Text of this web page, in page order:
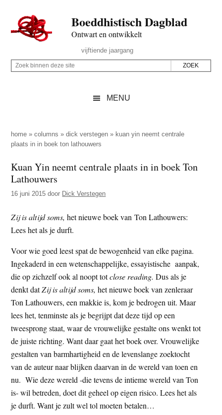
naar
de
inhoud
secondary
naar
de
sidebar
naar
de
Boeddhistisch Dagblad
Ontwart en ontwikkelt
Rechts
vijftiende jaargang
Z
p
d
e
z
e
i
t
e
Z
i
n
e
n
d
z
e
s
i
t
e
MENU
home »columns »dick verstegen » kuan yin neemt centrale
plaats in in boek ton lathouwers
Kuan Yin neemt centrale plaats in in boek Ton
Lathouwers
16 juni 2015 door Dick Verstegen
Zij is altijd soms, het nieuwe boek van Ton Lathouwers:
Lees het als je durft.
Voor wie goed leest spat de bewogenheid van elke pagina.
Ingekaderd in een wetenschappelijke, essayistische aanpak,
die op zichzelf ook al noopt totclose reading. Dus als je
denkt datZij is altijd soms,het nieuwe boek van zenleraar
Ton Lathouwers, een makkie is, kom je bedrogen uit. Maar
lees het, tenminste als je begrijpt dat deze tijd op een
tweesprong staat, waar de vrouwelijke gestalte ons wenkt tot
de juiste richting. Want daar gaat het boek over. Vrouwelijke
gestalten van barmhartigheid en de levenslange zoektocht
van de auteur naar blijken daarvan in de wereld van toen en
nu. Wie deze wereld -die tevens de intieme wereld van Ton
is- wil betreden, doet dit geheel op eigen risico. Lees het als
je durft. Want je zult wel tol moeten betalen…